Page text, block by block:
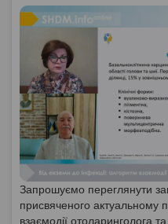
Запрошуємо переглянути
присвяченого актуальному
взаємодії отоларинголога